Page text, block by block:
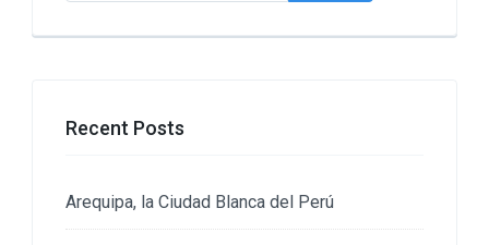
Recent Posts
Arequipa, la Ciudad Blanca del Perú